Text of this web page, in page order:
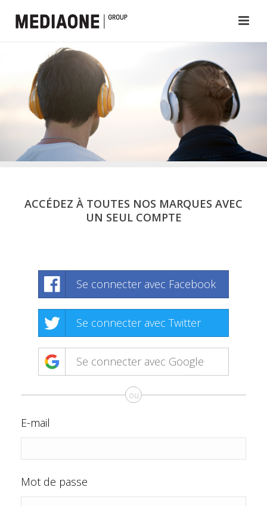
ACCÉDEZ À TOUTES NOS MARQUES AVEC
UN SEUL COMPTE
Se connecter avec Facebook
Se connecter avec Twitter
Se connecter avec Google
ou
E-mail
Mot de passe